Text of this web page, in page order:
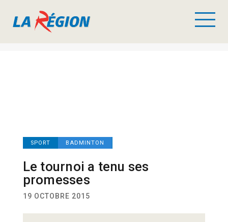
SPORT BADMINTON
Le tournoi a tenu ses
promesses
19 OCTOBRE 2015